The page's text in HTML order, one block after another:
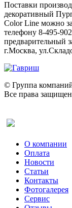
Поставки
декоративный
Color Line можно
телефону 8-495-
предварительный
г.Москва,
© Группа
Все права
О компании
Оплата
Новости
Статьи
Контакты
Фотогалерея​
Сервис